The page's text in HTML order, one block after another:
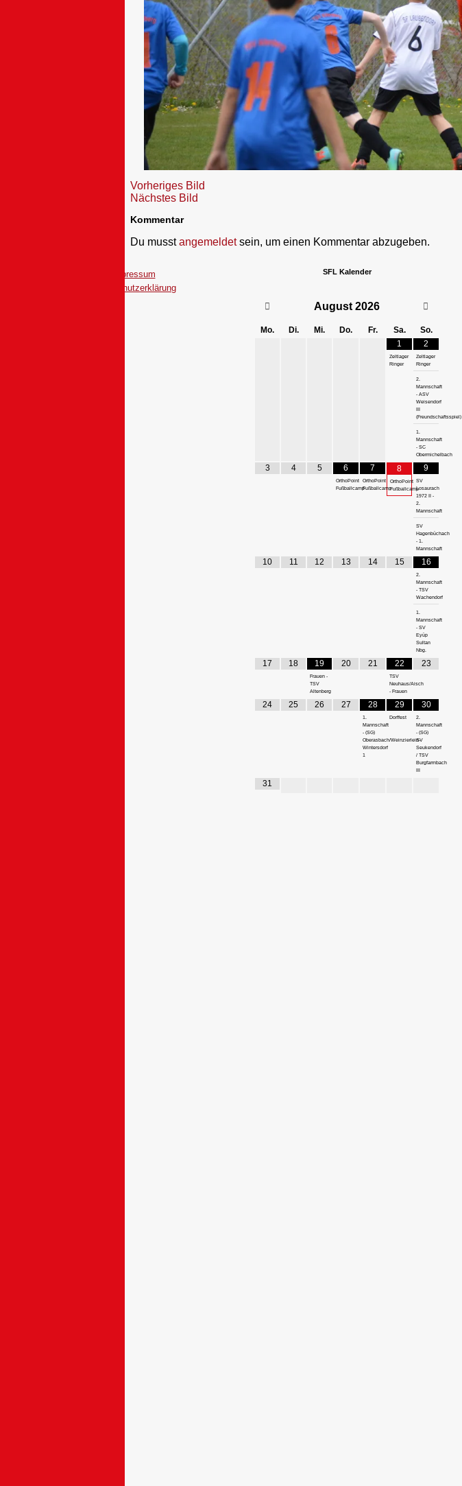
Vorheriges Bild
Nächstes Bild
Kommentar
Du musstangemeldetsein, um einen Kommentar abzugeben.
Impressum
Datenschutzerklärung
SFL Kalender
August 2026
Mo. Di. Mi. Do. Fr. Sa.
So.
1
Zeltlager
Ringer
2
Zeltlager
Ringer
2.
Mannschaft
- ASV
Weisendorf
(Freundschaftsspiel)
1.
Mannschaft
- SC
Obermichelbach
3 4 5 6
OrthoPoint
Fußballcamp
7
OrthoPoint
Fußballcamp
8
OrthoPoint
Fußballcamp
9
SV
Losaurach
1972 II -
2.
Mannschaft
SV
Hagenbüchach
- 1.
Mannschaft
10 11 12 13 14 15 16
2.
Mannschaft
- TSV
Wachendorf
1.
Mannschaft
- SV
Eyüp
Sultan
Nbg.
17 18 19
Frauen -
TSV
Altenberg
20 21 22
TSV
Neuhaus/Aisch
- Frauen
23
24 25 26 27 28
1.
Mannschaft
- (SG)
Oberasbach/Weinzierlein-
Wintersdorf
1
29
Dorffest
30
2.
Mannschaft
- (SG)
SV
Seukendorf
/ TSV
Burgfarrnbach
31